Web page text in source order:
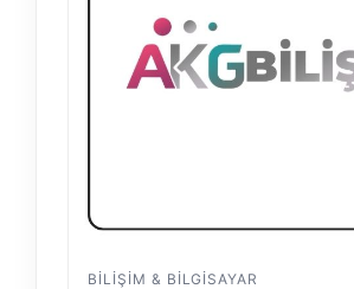
BILIŞIM & BILGISAYAR